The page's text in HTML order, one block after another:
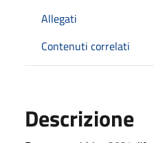
Allegati
Contenuti correlati
Descrizione